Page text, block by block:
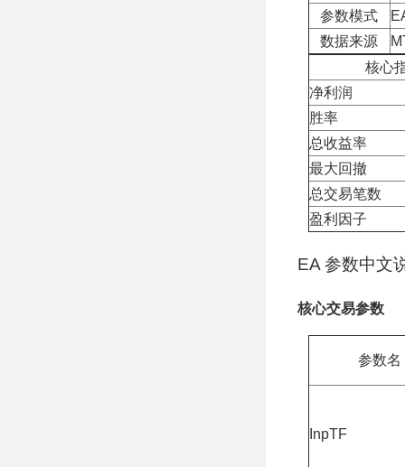
参数模式
数据来源
核心
净利润
胜率
总收益率
最大回撤
总交易笔数
盈利因子
EA 参数中文
核心交易参数
参数名
InpTF